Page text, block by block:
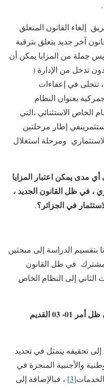
إلغاء القانون المتعلق
آخر جديد يتعلق بترقية
جملة من المزايا يمكن أن
تدخل من الإدارة (
، تتجلى في إعفاءات
بعنوان النظام
الخاص الاستثنائي ،التي
إطار مرحلتين
ومرحلة استغلال
أي مدى يمكن اعتبار المزايا
، في ظل القانون الجديد ،
في الجزائر؟.
بتقسيم الدراسة إلى مبحثين
في ظل القانون
الثاني إلى النظام الخاص
المبحث الأول : النظام المشترك في ظل أمر 01- 03 القديم
تحقيقه يتمثل في تحديد
والأجنبية المنجزة في
[3]
، فبالإضافة إلى